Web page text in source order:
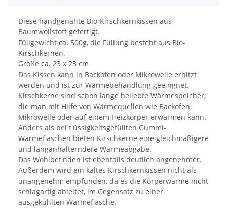
Diese handgenähte Bio-Kirschkernkissen aus
Baumwollstoff gefertigt.
Füllgewicht ca. 500g, die Füllung besteht aus Bio-
Kirschkernen.
Größe ca. 23 x 23 cm
Das Kissen kann in Backofen oder Mikrowelle erhitzt
werden und ist zur Wärmebehandlung geeingnet.
Kirschkerne sind schon lange beliebte Wärmespeicher,
die man mit Hilfe von Wärmequellen wie Backofen,
Mikrowelle oder auf einem Heizkörper erwärmen kann.
Anders als bei flüssigkeitsgefüllten Gummi-
Wärmeflaschen bieten Kirschkerne eine gleichmäßigere
und langanhalterndere Wärmeabgabe.
Das Wohlbefinden ist ebenfalls deutlich angenehmer.
Außerdem wird ein kaltes Kirschkernkissen nicht als
unangenehm empfunden, da es die Körperwärme nicht
schlagartig ableitet, im Gegensatz zu einer
ausgekühlten Wärmeflasche.